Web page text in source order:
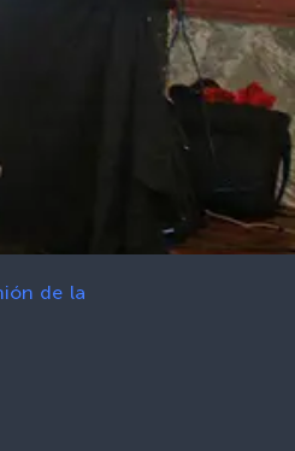
de la